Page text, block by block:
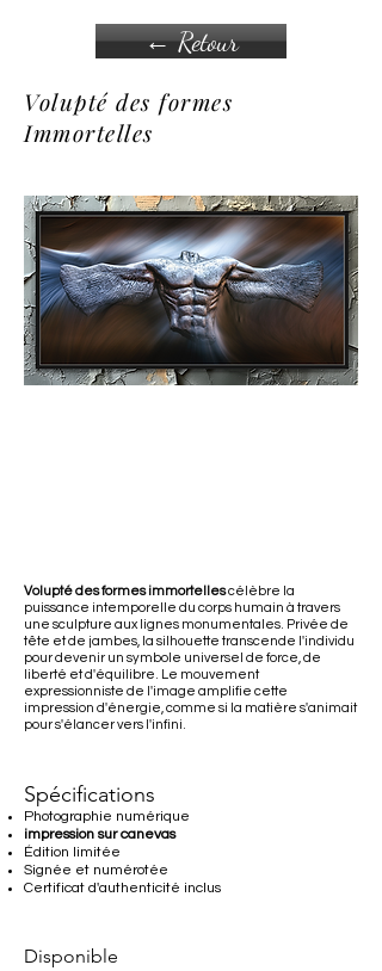
← Retour
Volupté des formes
Immortelles
Volupté des formes immortellescélèbre la
puissance intemporelle du corps humain à travers
une sculpture aux lignes monumentales. Privée de
tête et de jambes, la silhouette transcende l'individu
pour devenir un symbole universel de force, de
liberté et d'équilibre. Le mouvement
expressionniste de l'image amplifie cette
impression d'énergie, comme si la matière s'animait
pour s'élancer vers l'infini.
Spécifications
Photographie numérique
impression sur canevas
Édition limitée
Signée et numérotée
Certificat d'authenticité inclus
Disponible